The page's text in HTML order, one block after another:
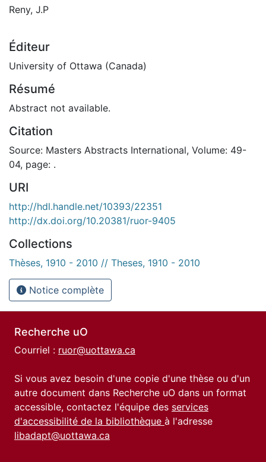
Reny, J.P
Éditeur
University of Ottawa (Canada)
Résumé
Abstract not available.
Citation
Source: Masters Abstracts International, Volume: 49-
04, page: .
URI
http://hdl.handle.net/10393/22351
http://dx.doi.org/10.20381/ruor-9405
Collections
Thèses, 1910 - 2010 // Theses, 1910 - 2010
Notice complète
Recherche uO
Courriel : ruor@uottawa.ca
Si vous avez besoin d'une copie d'une thèse ou d'un
autre document dans Recherche uO dans un format
accessible, contactez l'équipe des services
d'accessibilité de la bibliothèque à l'adresse
libadapt@uottawa.ca